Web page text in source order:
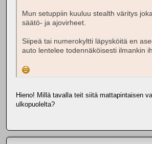
Mun setuppiin kuuluu stealth väritys
säätö- ja ajovirheet.
Siipeä tai numerokyltti läpysköitä en
auto lentelee todennäköisesti ilmankin
Hieno! Millä tavalla teit siitä mattapintaisen
ulkopuolelta?